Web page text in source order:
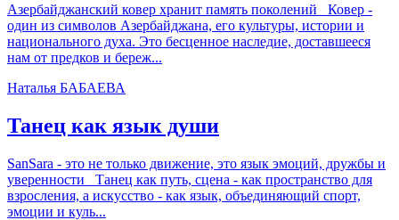
Азербайджанский ковер хранит память поколений Ковер -
один из символов Азербайджана, его культуры, истории и
национального духа. Это бесценное наследие, доставшееся
нам от предков и береж...
Наталья БАБАЕВА
Танец как язык души
SanSara - это не только движение, это язык эмоций, дружбы и
уверенности Танец как путь, сцена - как пространство для
взросления, а искусство - как язык, объединяющий спорт,
эмоции и куль...